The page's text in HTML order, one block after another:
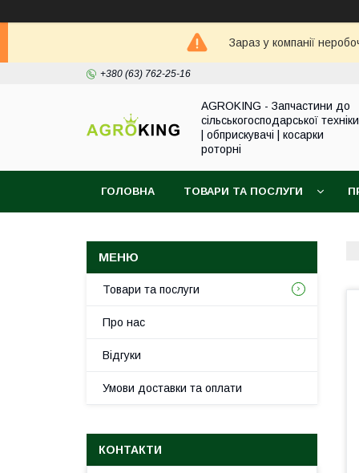
Зараз у компанії
+380 (63) 762-25-16
AGROKING - Запчастини до
сільськогосподарської техніки
| обприскувачі | косарки
роторні
ГОЛОВНА ТОВАРИ ТА ПОСЛУГИ
Товари та послуги
Про нас
Відгуки
Умови доставки та оплати
КОНТАКТИ